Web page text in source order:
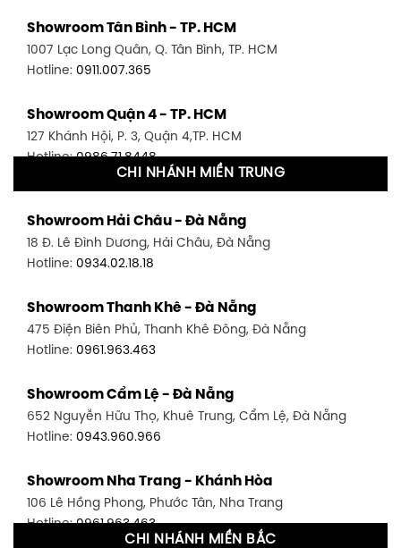
Showroom Tân Bình - TP. HCM
1007 Lạc Long Quân, Q. Tân Bình, TP. HCM
Hotline: 0911.007.365
Showroom Quận 4 - TP. HCM
127 Khánh Hội, P. 3, Quận 4,TP. HCM
Hotline:0986.71.8448
1411 Đường 3/2, P. 16, Quận 11, TP. HCM
Hotline:0906.256.759
1448 Huỳnh Tấn Phát, Phú Thuận, Quận 7, TP HCM
Hotline:0946.480.580
348 Đ. Bạch Đằng, P. 14, Bình Thạnh, TP HCM
Hotline:0902.716.230
591 Hoàng Văn Thụ, P. 4, Tân Bình, TP HCM
Hotline:0906.256.759
CHI NHÁNH MIỀN TRUNG
Showroom Hải Châu - Đà Nẵng
18 Đ. Lê Đình Dương, Hải Châu, Đà Nẵng
Hotline: 0934.02.18.18
Showroom Thanh Khê - Đà Nẵng
475 Điện Biên Phủ, Thanh Khê Đông, Đà Nẵng
Hotline: 0961.963.463
Showroom Cẩm Lệ - Đà Nẵng
652 Nguyễn Hữu Thọ, Khuê Trung, Cẩm Lệ, Đà Nẵng
Hotline: 0943.960.966
Showroom Nha Trang - Khánh Hòa
106 Lê Hồng Phong, Phước Tân, Nha Trang
Hotline:0961.963.463
CHI NHÁNH MIỀN BẮC